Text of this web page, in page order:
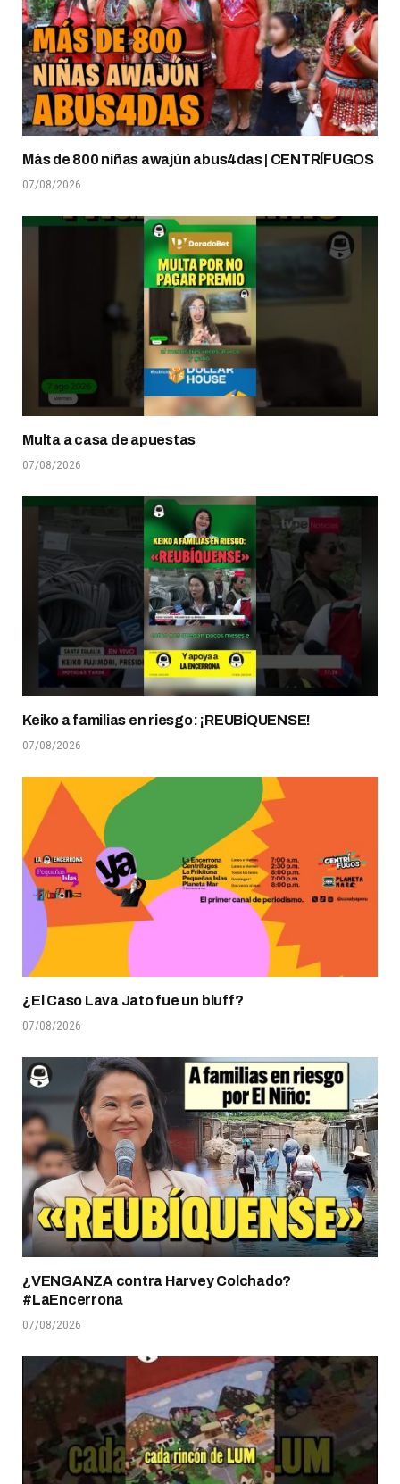
Más de 800 niñas awajún abus4das | CENTRÍFUGOS
07/08/2026
Multa a casa de apuestas
07/08/2026
Keiko a familias en riesgo: ¡REUBÍQUENSE!
07/08/2026
¿El Caso Lava Jato fue un bluff?
07/08/2026
¿VENGANZA contra Harvey Colchado?
#LaEncerrona
07/08/2026